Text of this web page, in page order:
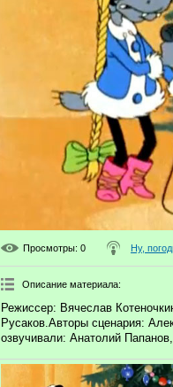
Просмотры: 0 Ну,
Описание материала:
Режиссер: Вячеслав
Русаков.Авторы сценария:
озвучивали: Анатолий